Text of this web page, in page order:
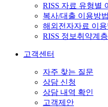
RISS 자료 유형별
복사/대출 이용방법
해외전자자료 이용
RISS 정보취약계
고객센터
자주 찾는 질문
상담 신청
상담 내역 확인
고객제안